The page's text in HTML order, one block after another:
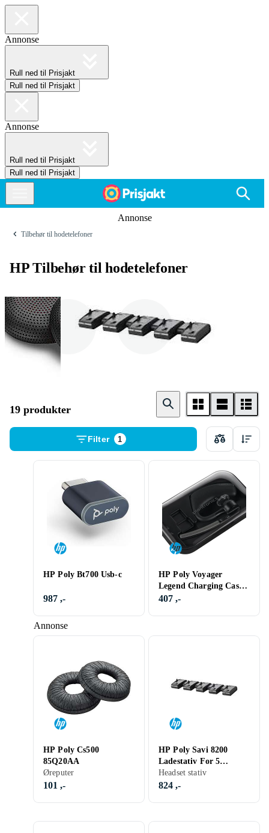
Annonse
Rull ned til Prisjakt
Rull ned til Prisjakt
Annonse
Rull ned til Prisjakt
Rull ned til Prisjakt
Annonse
Tilbehør til hodetelefoner
HP Tilbehør til hodetelefoner
Øreputer
19 produkter
Filter 1
Annonse
HP Poly Bt700 Usb-c
987 ,-
HP Poly Voyager
Legend Charging Case
+USB-A Cable
407 ,-
HP Poly Cs500
85Q20AA
Øreputer
101 ,-
HP Poly Savi 8200
Ladestativ For 5
Enheter
Headset stativ
824 ,-